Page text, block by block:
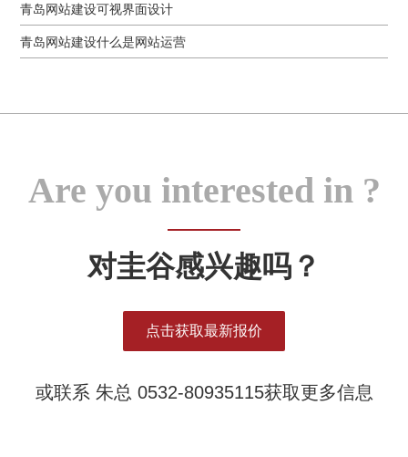
青岛网站建设可视界面设计
青岛网站建设什么是网站运营
Are you interested in ?
对圭谷感兴趣吗？
点击获取最新报价
或联系 朱总 0532-80935115获取更多信息